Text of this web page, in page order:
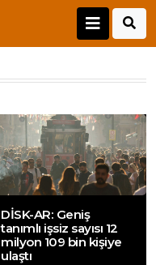
DİSK-AR: Geniş
tanımlı işsiz sayısı 12
milyon 109 bin kişiye
ulaştı